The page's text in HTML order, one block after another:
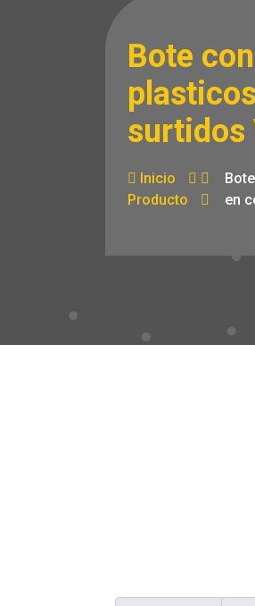
Bote
surtidos
Inicio
Producto
en